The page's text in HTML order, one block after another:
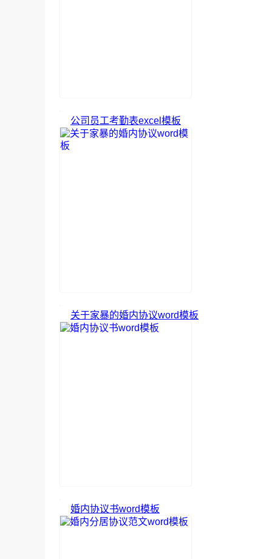
公司员工考勤表excel模板
关于家暴的婚内协议word模板
婚内协议书word模板